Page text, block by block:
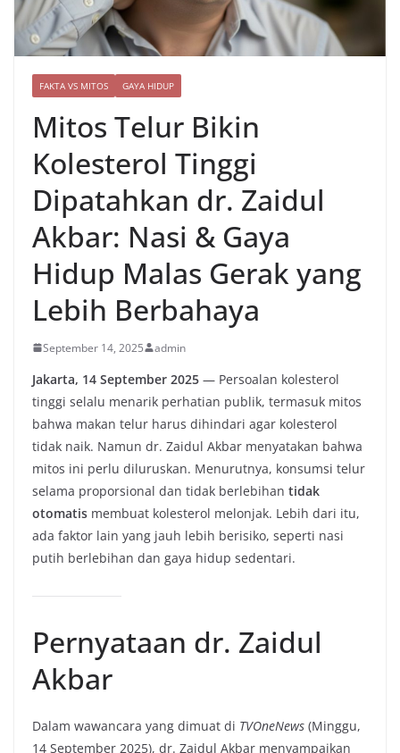
FAKTA VS MITOS GAYA HIDUP
Mitos Telur Bikin
Kolesterol Tinggi
Dipatahkan dr. Zaidul
Akbar: Nasi & Gaya
Hidup Malas Gerak yang
Lebih Berbahaya
September 14, 2025 admin
Jakarta, 14 September 2025 — Persoalan kolesterol
tinggi selalu menarik perhatian publik, termasuk mitos
bahwa makan telur harus dihindari agar kolesterol
tidak naik. Namun dr. Zaidul Akbar menyatakan bahwa
mitos ini perlu diluruskan. Menurutnya, konsumsi telur
selama proporsional dan tidak berlebihan tidak
otomatis membuat kolesterol melonjak. Lebih dari itu,
ada faktor lain yang jauh lebih berisiko, seperti nasi
putih berlebihan dan gaya hidup sedentari.
Pernyataan dr. Zaidul
Akbar
Dalam wawancara yang dimuat di TVOneNews (Minggu,
14 September 2025), dr. Zaidul Akbar menyampaikan